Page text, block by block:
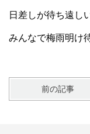
日差しが待ち遠し
みんなで梅雨明け
前の記事